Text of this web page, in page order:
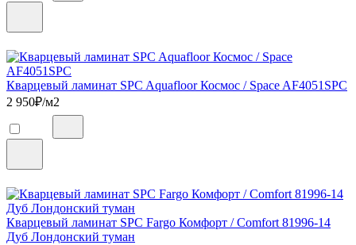
Кварцевый ламинат SPC Aquafloor Космос / Space AF4051SPC
2 950₽/м2
Кварцевый ламинат SPC Fargo Комфорт / Comfort 81996-14
Дуб Лондонский туман